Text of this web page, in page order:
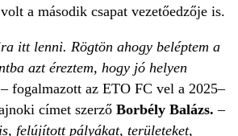
a második csapat vezetőedzője is.
itt lenni. Rögtön ahogy beléptem a
azt éreztem, hogy jó helyen
– fogalmazott az ETO FC vel a 2025–
címet szerző Borbély Balázs. –
felújított pályákat, területeket,